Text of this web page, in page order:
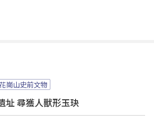
崗山史前文物
址 尋獲人獸形玉玦